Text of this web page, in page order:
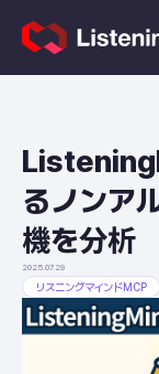
るノンア
機を分析
2025.07.29
リスニングマインドMCP